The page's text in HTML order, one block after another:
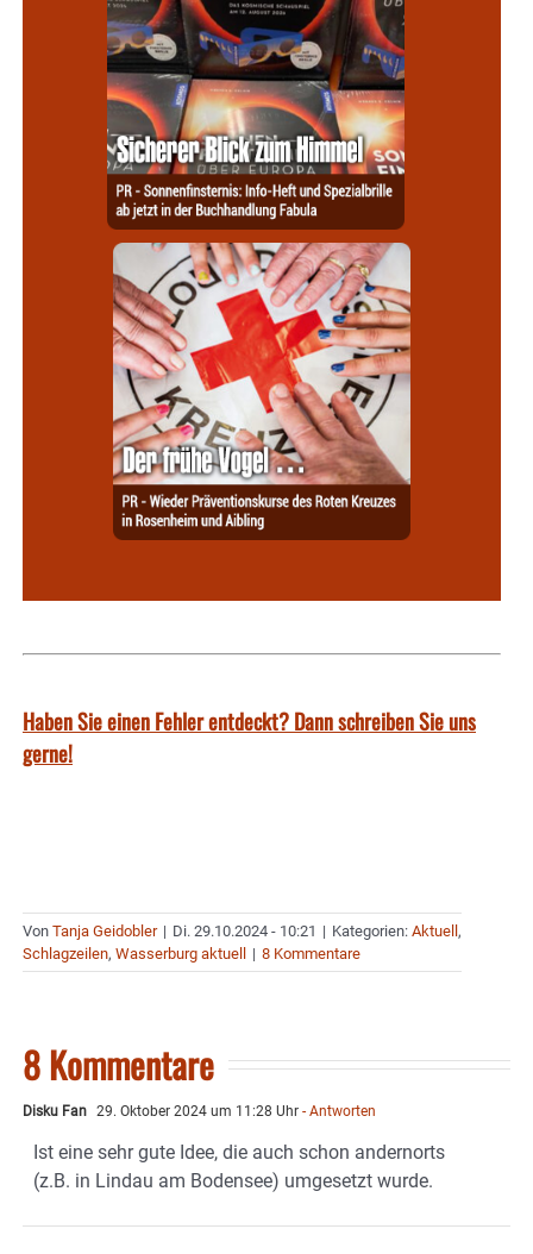
Haben Sie einen Fehler entdeckt? Dann schreiben Sie uns
gerne!
Von Tanja Geidobler | Di. 29.10.2024 - 10:21 | Kategorien: Aktuell ,
Schlagzeilen, Wasserburg aktuell | 8 Kommentare
8 Kommentare
Disku Fan 29. Oktober 2024 um 11:28 Uhr - Antworten
Ist eine sehr gute Idee, die auch schon andernorts
(z.B. in Lindau am Bodensee) umgesetzt wurde.